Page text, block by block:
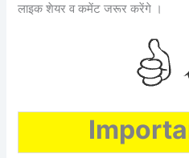
लाइक शेयर व कमेंट जरूर करेंगे ।